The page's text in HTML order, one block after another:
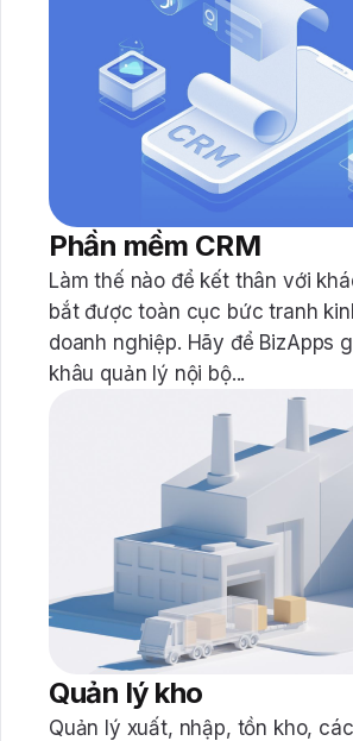
Phần mềm CRM
Làm thế nào để kết thân với
bắt được toàn cục bức tranh
doanh nghiệp. Hãy để BizApps
khâu quản lý nội bộ...
Quản lý kho
Quản lý xuất, nhập, tồn kho,